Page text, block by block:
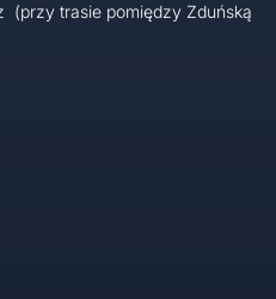
trasie pomiędzy Zduńską